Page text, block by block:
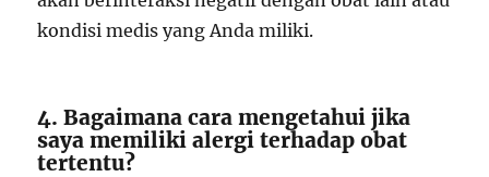
kondisi medis yang Anda miliki.
4. Bagaimana cara mengetahui jika
saya memiliki alergi terhadap obat
tertentu?